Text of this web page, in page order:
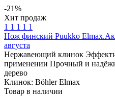
-21%
Хит продаж
1 1 1 1 1
Нож финский Puukko
августа
Нержавеющий клинок
применении Прочный и
дерево
Клинок: Böhler Elmax
Товар в наличии